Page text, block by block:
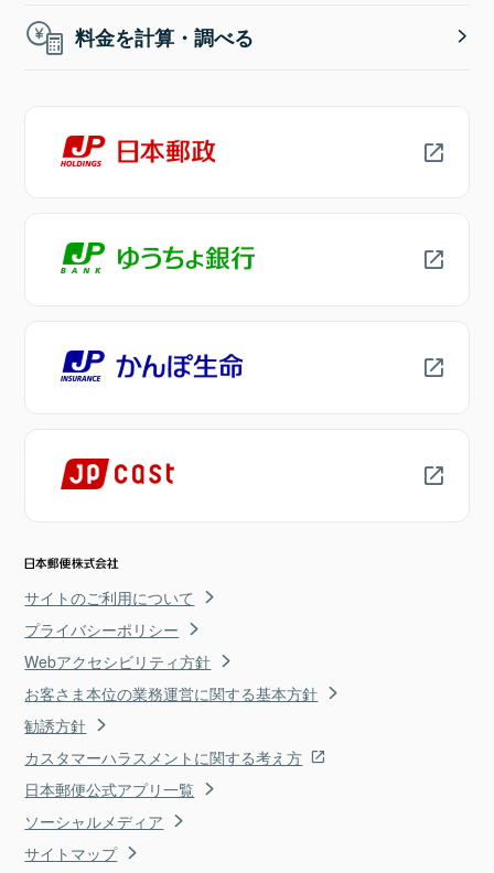
料金を計算・調べる
サイトのご利用について
プライバシーポリシー
Webアクセシビリティ方針
お客さま本位の業務運営に関する基本方針
勧誘方針
カスタマーハラスメントに関する考え方
日本郵便公式アプリ一覧
ソーシャルメディア
サイトマップ